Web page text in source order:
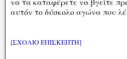
αυτόν το δύσκολο αγώνα που
[ΣΧΟΛΙΟ ΕΠΙΣΚΕΠΤΗ]